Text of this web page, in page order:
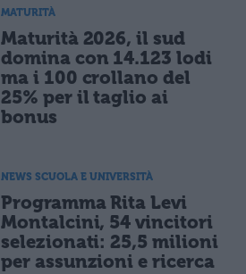
MATURITÀ
Maturità 2026, il sud
domina con 14.123 lodi
ma i 100 crollano del
25% per il taglio ai
bonus
NEWS SCUOLA E UNIVERSITÀ
Programma Rita Levi
Montalcini, 54 vincitori
selezionati: 25,5 milioni
per assunzioni e ricerca